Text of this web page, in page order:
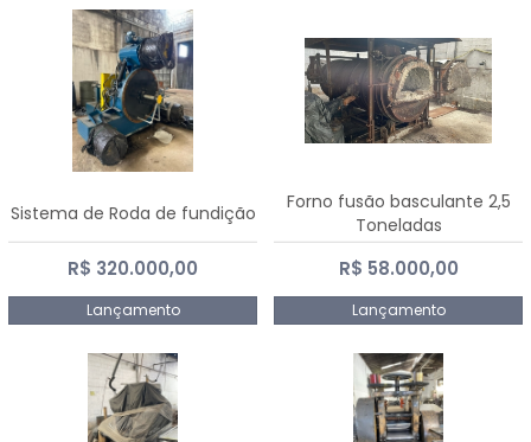
Sistema de Roda de fundição
R$ 320.000,00
Lançamento
Forno fusão basculante 2,5
Toneladas
R$ 58.000,00
Lançamento